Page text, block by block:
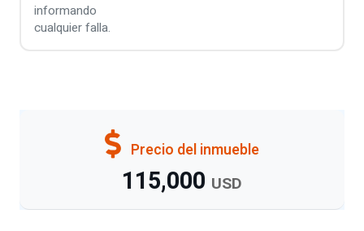
informando
cualquier falla.
Precio del inmueble
115,000 USD